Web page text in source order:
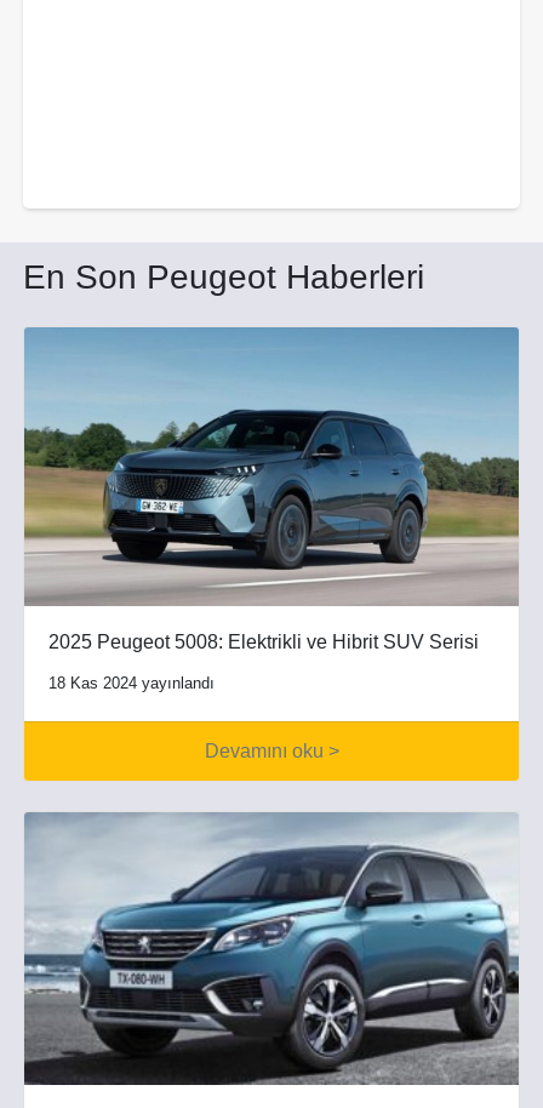
En Son Peugeot Haberleri
2025 Peugeot 5008: Elektrikli ve Hibrit SUV Serisi
18 Kas 2024 yayınlandı
Devamını oku >